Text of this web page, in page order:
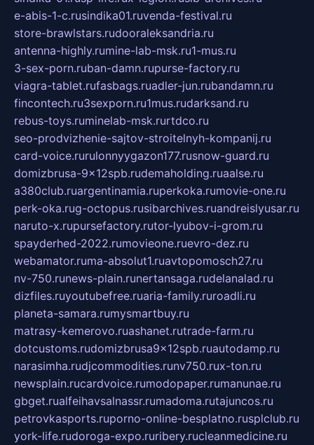
e-abis-1-c.rusindika01.ruvenda-festival.ru
store-brawlstars.rudooraleksandria.ru
antenna-highly.rumine-lab-msk.ru1-mus.ru
3-sex-porn.ruban-damn.rupurse-factory.ru
viagra-tablet.rufasbags.ruadler-jun.rubandamn.ru
fincontech.ru3sexporn.ru1mus.rudarksand.ru
rebus-toys.ruminelab-msk.rurtdco.ru
seo-prodvizhenie-sajtov-stroitelnyh-kompanij.ru
card-voice.rurulonnyygazon177.rusnow-guard.ru
domizbrusa-9x12spb.rudemaholding.ruaalse.ru
a380club.ruargentinamia.ruperkoka.rumovie-one.ru
perk-oka.rug-octopus.rusibarchives.ruandreislyusar.ru
naruto-x.rupursefactory.rutor-lyubov-i-grom.ru
spayderhed-2022.rumovieone.ruevro-dez.ru
webamator.ruma-absolut1.ruavtopomosch27.ru
nv-750.runews-plain.runertansaga.rudelanalad.ru
dizfiles.ruyoutubefree.ruaria-family.ruroadli.ru
planeta-samara.rumysmartbuy.ru
matrasy-kemerovo.ruashanet.rutrade-farm.ru
dotcustoms.rudomizbrusa9x12spb.ruautodamp.ru
narasimha.rudjcommodities.runv750.rux-ton.ru
newsplain.rucardvoice.rumodopaper.rumanunae.ru
gbget.rualfeihavsalnassr.rumadoma.rutajuncos.ru
petrovkasports.ruporno-online-besplatno.rusplclub.ru
york-life.rudoroga-expo.ruribery.rucleanmedicine.ru